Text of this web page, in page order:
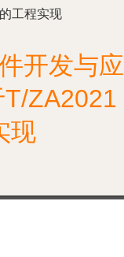
工程实现
开发与应
ZA2021
现